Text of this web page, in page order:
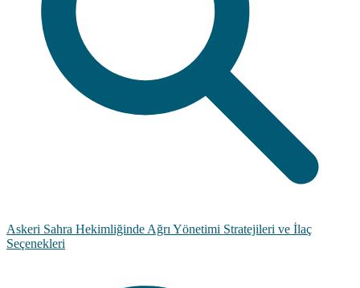
Askeri Sahra Hekimliğinde Ağrı Yönetimi Stratejileri ve İlaç
Seçenekleri